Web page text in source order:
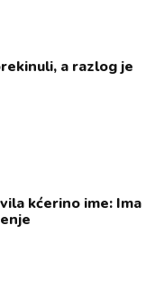
a razlog je
kćerino ime: Ima